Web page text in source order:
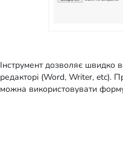
Інструмент дозволяє швидко
редакторі (Word, Writer, etc).
можна використовувати